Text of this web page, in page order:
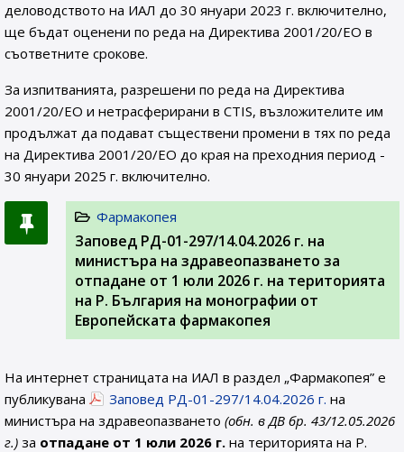
деловодството на ИАЛ до 30 януари 2023 г. включително,
ще бъдат оценени по реда на Директива 2001/20/ЕО в
съответните срокове.
За изпитванията, разрешени по реда на Директива
2001/20/ЕО и нетрасферирани в CTIS, възложителите им
продължат да подават съществени промени в тях по реда
на Директива 2001/20/ЕО до края на преходния период -
30 януари 2025 г. включително.
Фармакопея
Заповед РД-01-297/14.04.2026 г. на
министъра на здравеопазването за
отпадане от 1 юли 2026 г. на територията
на Р. България на монографии от
Европейската фармакопея
На интернет страницата на ИАЛ в раздел „Фармакопея” е
публикувана
Заповед РД-01-297/14.04.2026 г. на
министъра на здравеопазването (обн. в ДВ бр. 43/12.05.2026
г.) за отпадане от 1 юли 2026 г. на територията на Р.